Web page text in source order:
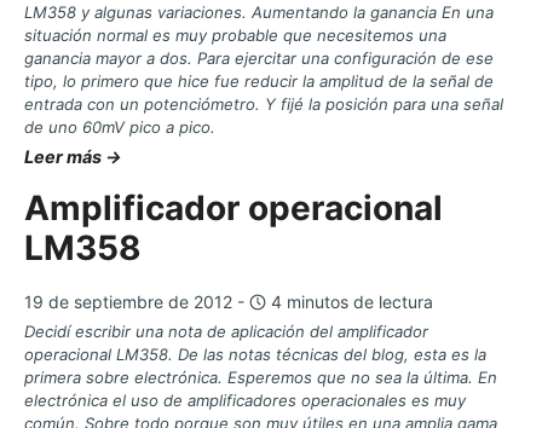
LM358 y algunas variaciones. Aumentando la ganancia En una
situación normal es muy probable que necesitemos una
ganancia mayor a dos. Para ejercitar una configuración de ese
tipo, lo primero que hice fue reducir la amplitud de la señal de
entrada con un potenciómetro. Y fijé la posición para una señal
de uno 60mV pico a pico.
Leer más →
Amplificador operacional
LM358
19 de septiembre de 2012 - 4 minutos de lectura
Decidí escribir una nota de aplicación del amplificador
operacional LM358. De las notas técnicas del blog, esta es la
primera sobre electrónica. Esperemos que no sea la última. En
electrónica el uso de amplificadores operacionales es muy
común. Sobre todo porque son muy útiles en una amplia gama